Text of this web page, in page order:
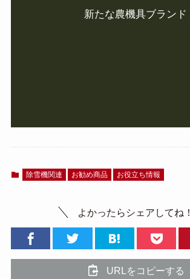
新たな農機具ブランド
除雪機関連 お勧め商品 お役立ち情報
よかったらシェアしてね！
URLをコピーする